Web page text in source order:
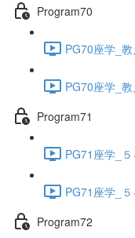
Program70
PG70座学_
PG70座学_
Program71
PG71座学_
PG71座学_
Program72